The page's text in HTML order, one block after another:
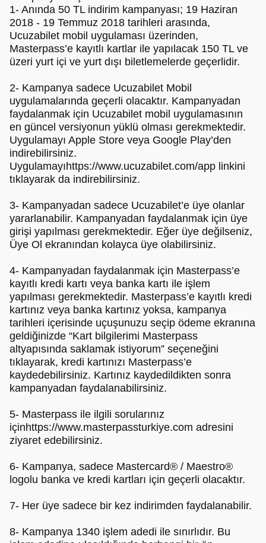
1- Anında 50 TL indirim kampanyası; 19 Haziran
2018 - 19 Temmuz 2018 tarihleri arasında,
Ucuzabilet mobil uygulaması üzerinden,
Masterpass’e kayıtlı kartlar ile yapılacak 150 TL ve
üzeri yurt içi ve yurt dışı biletlemelerde geçerlidir.
2- Kampanya sadece Ucuzabilet Mobil
uygulamalarında geçerli olacaktır. Kampanyadan
faydalanmak için Ucuzabilet mobil uygulamasının
en güncel versiyonun yüklü olması gerekmektedir.
Uygulamayı Apple Store veya Google Play’den
indirebilirsiniz.
Uygulamayıhttps://www.ucuzabilet.com/app linkini
tıklayarak da indirebilirsiniz.
3- Kampanyadan sadece Ucuzabilet’e üye olanlar
yararlanabilir. Kampanyadan faydalanmak için üye
girişi yapılması gerekmektedir. Eğer üye değilseniz,
Üye Ol ekranından kolayca üye olabilirsiniz.
4- Kampanyadan faydalanmak için Masterpass’e
kayıtlı kredi kartı veya banka kartı ile işlem
yapılması gerekmektedir. Masterpass’e kayıtlı kredi
kartınız veya banka kartınız yoksa, kampanya
tarihleri içerisinde uçuşunuzu seçip ödeme ekranına
geldiğinizde “Kart bilgilerimi Masterpass
altyapısında saklamak istiyorum” seçeneğini
tıklayarak, kredi kartınızı Masterpass’e
kaydedebilirsiniz. Kartınız kaydedildikten sonra
kampanyadan faydalanabilirsiniz.
5- Masterpass ile ilgili sorularınız
içinhttps://www.masterpassturkiye.com adresini
ziyaret edebilirsiniz.
6- Kampanya, sadece Mastercard® / Maestro®
logolu banka ve kredi kartları için geçerli olacaktır.
7- Her üye sadece bir kez indirimden faydalanabilir.
8- Kampanya 1340 işlem adedi ile sınırlıdır. Bu